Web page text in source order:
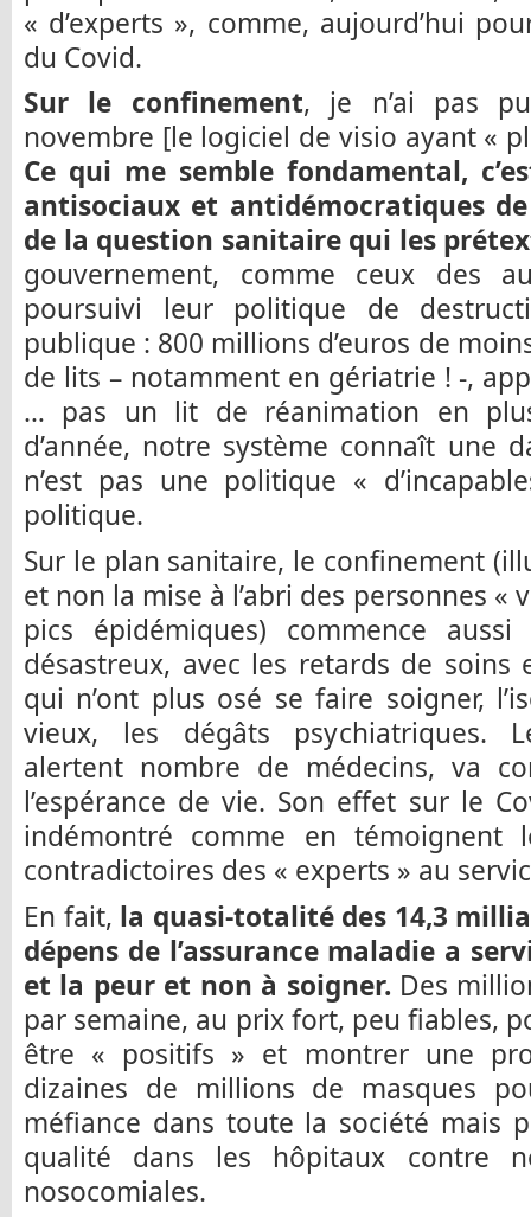
« d’experts », comme, aujourd’hui
du Covid.
Sur le confinement, je n’ai pas
novembre [le logiciel de visio ayant «
Ce qui me semble fondamental,
antisociaux et antidémocratiques
de la question sanitaire qui les
gouvernement, comme ceux des
poursuivi leur politique de
publique : 800 millions d’euros de
de lits – notamment en gériatrie ! -,
… pas un lit de réanimation en
d’année, notre système connaît une
n’est pas une politique «
politique.
Sur le plan sanitaire, le confinement
et non la mise à l’abri des personnes «
pics épidémiques) commence
désastreux, avec les retards de soins
qui n’ont plus osé se faire soigner,
vieux, les dégâts psychiatriques.
alertent nombre de médecins, va
l’espérance de vie. Son effet sur le
indémontré comme en témoignent
contradictoires des « experts » au
En fait, la quasi-totalité des 14,3
dépens de l’assurance maladie a
et la peur et non à soigner. Des
par semaine, au prix fort, peu fiables,
être « positifs » et montrer une
dizaines de millions de masques
méfiance dans toute la société mais
qualité dans les hôpitaux contre
nosocomiales.